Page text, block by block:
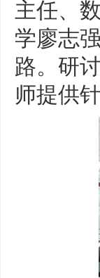
主任、
学廖志
路。研
师提供